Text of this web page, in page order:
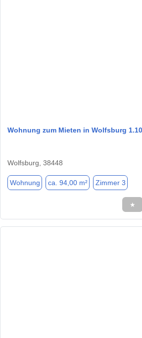
Wohnung zum Mieten in Wolfsburg
Wolfsburg, 38448
Wohnung ca. 94,00 m² Zimmer 3
★